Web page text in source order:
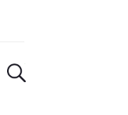
Поиск по сайту